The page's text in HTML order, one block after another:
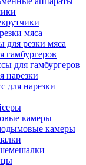
мяса
для резки мяса
гамбургеров
для гамбургеров
нарезки
для нарезки
камеры
камеры